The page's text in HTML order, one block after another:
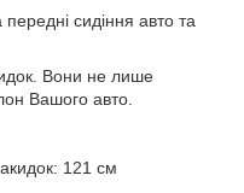
сидіння авто та
Вони не лише
Вашого авто.
121 см